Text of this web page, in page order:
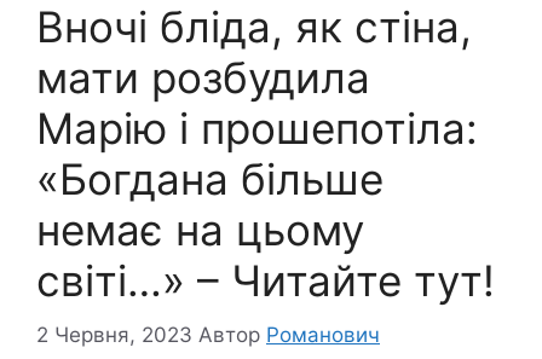
Вночі бліда, як стіна,
мати розбудила
Марію і прошепотіла:
«Богдана більше
немає на цьому
світі…» – Читайте тут!
2 Червня, 2023 Автор Романович